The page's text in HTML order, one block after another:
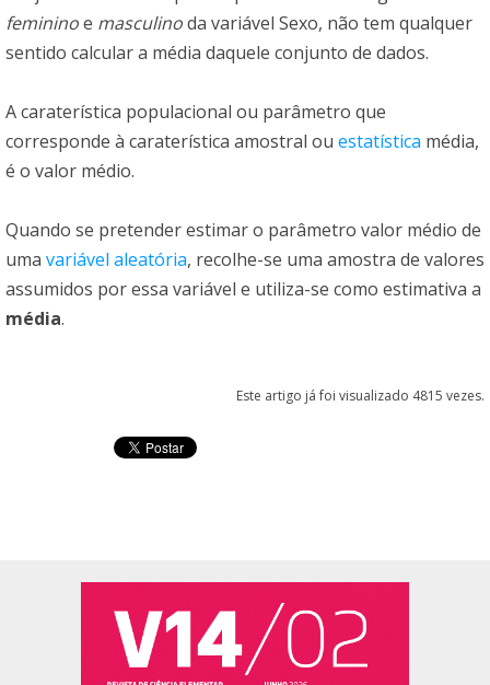
femininoe masculinoda variável Sexo, não tem qualquer
sentido calcular a média daquele conjunto de dados.
A caraterística populacional ou parâmetro que
corresponde à caraterística amostral ou estatística média,
é o valor médio.
Quando se pretender estimar o parâmetro valor médio de
uma variável aleatória, recolhe-se uma amostra de valores
assumidos por essa variável e utiliza-se como estimativa a
média.
Este artigo já foi visualizado 4815 vezes.